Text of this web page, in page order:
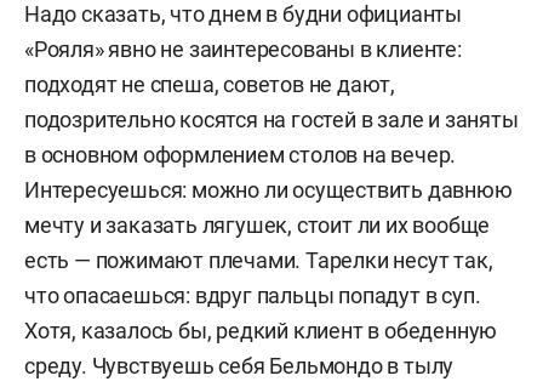
Надо сказать, что днем в будни официанты
«Рояля» явно не заинтересованы в клиенте:
подходят не спеша, советов не дают,
подозрительно косятся на гостей в зале и заняты
в основном оформлением столов на вечер.
Интересуешься: можно ли осуществить давнюю
мечту и заказать лягушек, стоит ли их вообще
есть — пожимают плечами. Тарелки несут так,
что опасаешься: вдруг пальцы попадут в суп.
Хотя, казалось бы, редкий клиент в обеденную
среду. Чувствуешь себя Бельмондо в тылу